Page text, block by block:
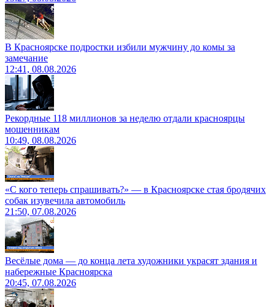
В Красноярске подростки избили мужчину до комы за
замечание
12:41, 08.08.2026
Рекордные 118 миллионов за неделю отдали красноярцы
мошенникам
10:49, 08.08.2026
«С кого теперь спрашивать?» — в Красноярске стая бродячих
собак изувечила автомобиль
21:50, 07.08.2026
Весёлые дома — до конца лета художники украсят здания и
набережные Красноярска
20:45, 07.08.2026